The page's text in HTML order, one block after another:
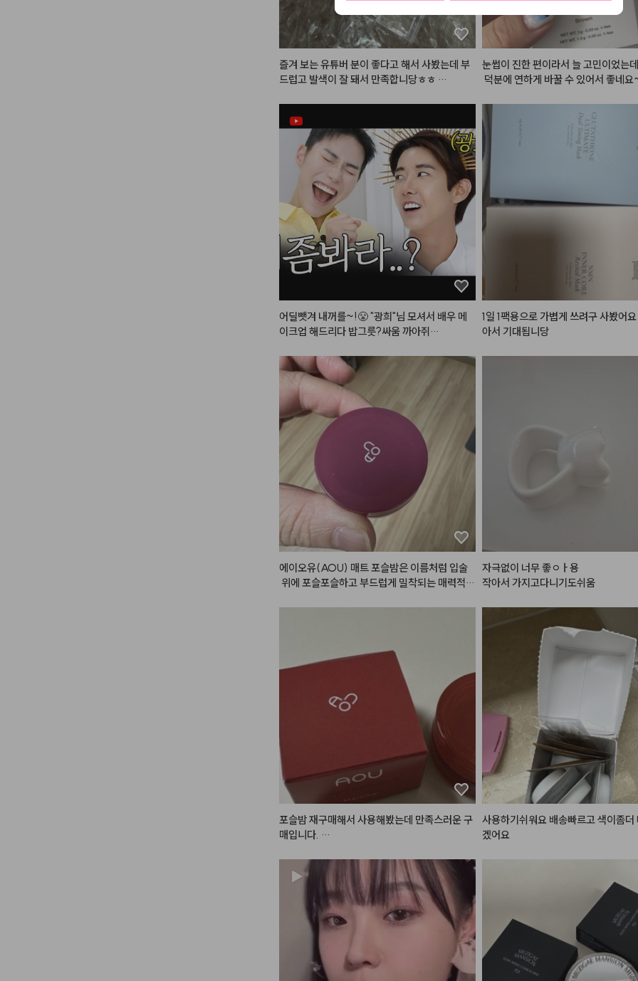
즐겨 보는 유튜버 분이 좋다고 해서 사봤는데 부
드럽고 발색이 잘 돼서 만족합니당ㅎㅎ
영? 느낌이에요!!
붉은 색이라 많이 바르진 않는데 트임 라이너로
뒷트임 그리고 이거 조금 써서 풀어주면 울먹한
느낌이라 분위기 있어요.
스미듯이 발색돼서 눈두덩이 쪽도 이걸로 살짝
음영처럼 넣으면 부담스럽지 않고 괜찮은 것 같
아요.
음영도 되고 포인트도 되니까 블러셔로 써도 괜
다른 컬러도 다양하게 나왔으면 좋겠어요~~
더 쿨한 컬러도 좋을 것 같아요!!
눈썹이 진한 편이라서 늘 고민이었는
덕분에 연하게 바꿀 수 있어서 좋네
어딜뺏겨 내꺼를~!😤 "광희"님 모셔서 배우 메
이크업 해드리다 밥그릇?싸움 까아쥐…
1일 1팩용으로 가볍게 쓰려구 사봤어
아서 기대됩니당
에이오유(AOU) 매트 포슬밤은 이름처럼 입술
위에 포슬포슬하고 부드럽게 밀착되는 매력적인
해 주는 효과가 탁월합니다. 뭉침 없이 자연스럽
게 스머징되어 손이나 실리콘 브러시로 대충 톡
톡 두드려 발라도 쉽게 예쁜 그라데이션 립을 연
출할 수 있습니다.
특히 웜톤과 쿨톤 모두가 반할 만한 감각적이고
트렌디한 저채도·고분위기 컬러 구성이 돋보이
며, 립뿐만 아니라 치크(블러셔)로 함께 활용했
을 때 맑고 자연스러운 생기가 돌아 메이크업의
완성도를 높여주는 똑똑한 2 in 1 아이템입니다.
지속력이 엄청나게 강한편은 아니지만, 지워질
때도 지저분하지 않고 은은하게 옅어져 데일리
메이크업용으로 손이 자주 가는 제품입니다. 소
프트하고 뽀용한 블러 립 표현을 좋아하는 분들
자극없이 너무 좋ㅇㅏ용
작아서 가지고다니기도쉬움
포슬밤 재구매해서 사용해봤는데 만족스러운 구
매입니다.
입술에 사용하면 지속력이 좀 떨어지는 경향이
있어서 입술보다는 치크나 섞어서 많이 사용하
고 있어요.
립에도 베이스 립으로 깔아주고 글로스나 다른
예전 샀을 때는 색상이 많이 없었는데 최근 보니
색상도 다양해지고 라인업도 다양해져서 소장
사용하기쉬워요 배송빠르고 색이좀더
겠어요